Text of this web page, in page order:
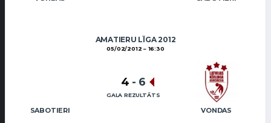
AMATIERU LĪGA 2012
05/02/2012 16:30
SABOTIERI VONDAS
4 - 6
GALA REZULTĀTS